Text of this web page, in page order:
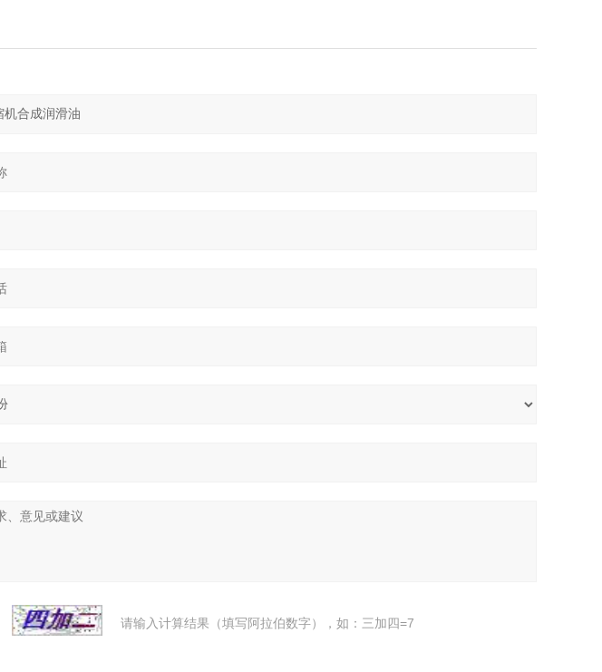
请输入计算结果（填写阿拉伯数字），如：三加四=7